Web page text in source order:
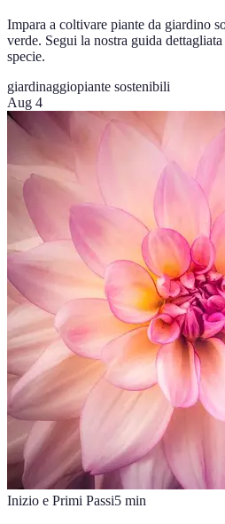
Impara a coltivare piante da giardino
verde. Segui la nostra guida
specie.
giardinaggiopiante sostenibili
Aug 4
Inizio e Primi Passi5 min